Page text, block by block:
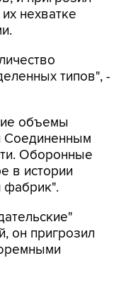
нехватке
типов", -
объемы
Соединенным
Оборонные
в истории
фабрик".
он пригрозил